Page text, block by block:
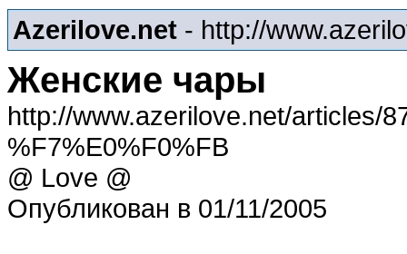
Azerilove.net - http://
Женские чары
http://www.azerilove.net/articles/
%F7%E0%F0%FB
@ Love @
Опубликован в 01/11/2005